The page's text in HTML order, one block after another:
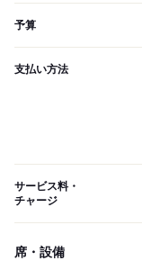
予算
支払い方法
サービス料・
チャージ
席・設備